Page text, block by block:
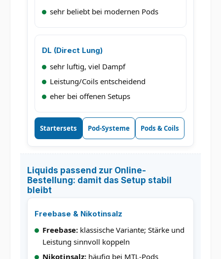
sehr beliebt bei modernen Pods
DL (Direct Lung)
sehr luftig, viel Dampf
Leistung/Coils entscheidend
eher bei offenen Setups
Startersets Pod-Systeme Pods & Coils
Liquids passend zur Online-
Bestellung: damit das Setup stabil
bleibt
Freebase & Nikotinsalz
Freebase: klassische Variante; Stärke und
Leistung sinnvoll koppeln
Nikotinsalz: häufig bei MTL-Pods